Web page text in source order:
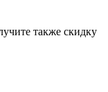
также скидку